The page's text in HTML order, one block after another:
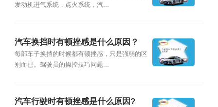
发动机进气系统，点火系统，汽...
汽车换挡时有顿挫感是什么原因？
每部车子换挡的时候都有顿挫感，只是强弱的区
别而已。驾驶员的操控技巧问题...
汽车行驶时有顿挫感是什么原因?